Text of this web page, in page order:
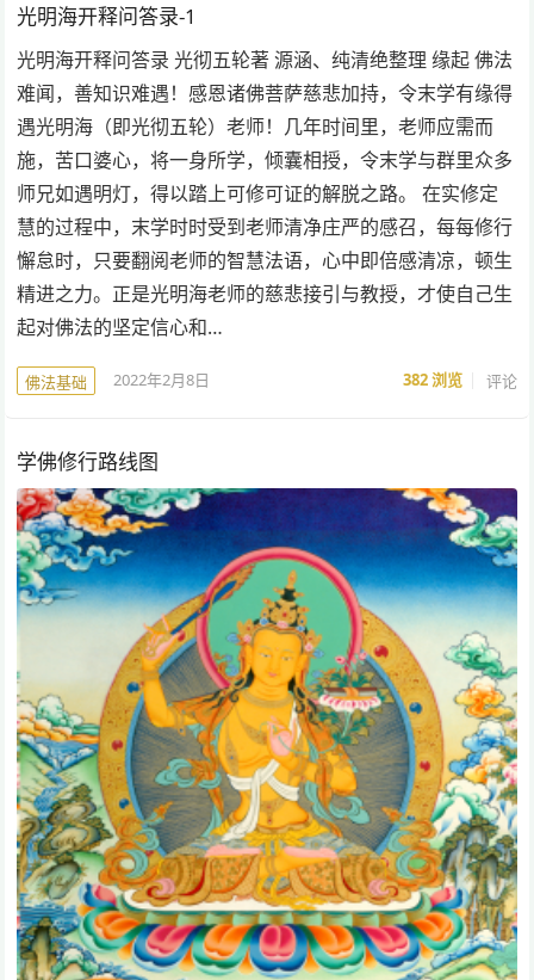
光明海开释问答录-1
光明海开释问答录 光彻五轮著 源涵、纯清绝整理 缘起 佛法
难闻，善知识难遇！感恩诸佛菩萨慈悲加持，令末学有缘得
遇光明海（即光彻五轮）老师！几年时间里，老师应需而
施，苦口婆心，将一身所学，倾囊相授，令末学与群里众多
师兄如遇明灯，得以踏上可修可证的解脱之路。 在实修定
慧的过程中，末学时时受到老师清净庄严的感召，每每修行
懈怠时，只要翻阅老师的智慧法语，心中即倍感清凉，顿生
精进之力。正是光明海老师的慈悲接引与教授，才使自己生
起对佛法的坚定信心和…
佛法基础 2022年2月8日 382浏览 评论
学佛修行路线图